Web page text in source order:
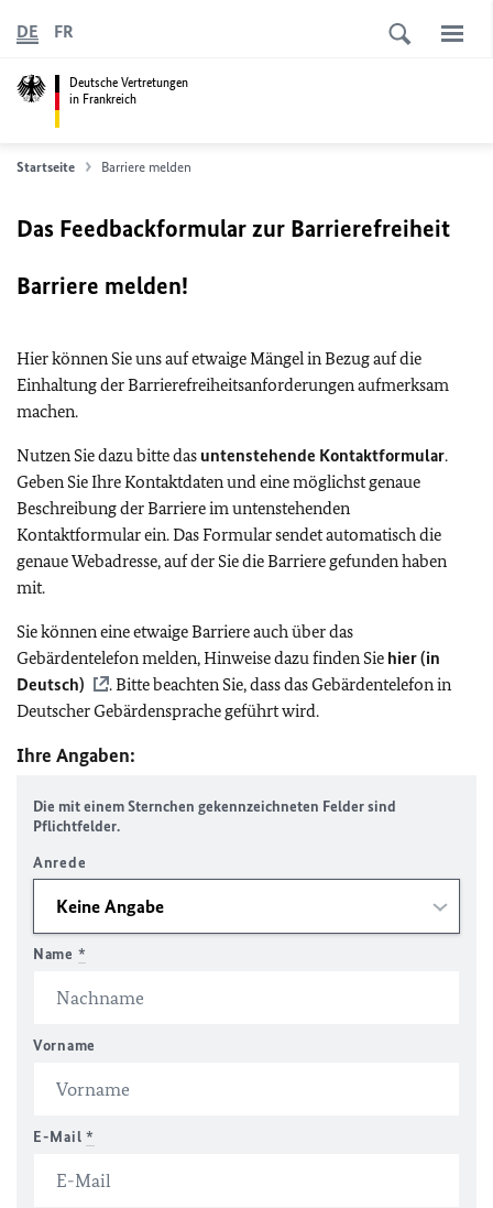
Deutsche Vertretungen
in Frankreich
DE FR
Startseite Barriere melden
Das Feedbackformular zur Barrierefreiheit
Barriere melden!
Hier können Sie uns auf etwaige Mängel in Bezug auf die
Einhaltung der Barrierefreiheitsanforderungen aufmerksam
machen.
Nutzen Sie dazu bitte das untenstehende Kontaktformular.
Geben Sie Ihre Kontaktdaten und eine möglichst genaue
Beschreibung der Barriere im untenstehenden
Kontaktformular ein. Das Formular sendet automatisch die
genaue Webadresse, auf der Sie die Barriere gefunden haben
mit.
Sie können eine etwaige Barriere auch über das
Gebärdentelefon melden, Hinweise dazu finden Sie hier (in
Deutsch)
. Bitte beachten Sie, dass das Gebärdentelefon in
Deutscher Gebärdensprache geführt wird.
Ihre Angaben:
Die mit einem Sternchen gekennzeichneten Felder sind
Pflichtfelder.
Anrede
Name *
Vorname
E-Mail *